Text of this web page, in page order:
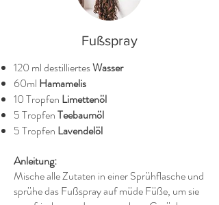
Fußspray
120 ml destilliertesWasser
60ml Hamamelis
10 Tropfen Limettenöl
5 TropfenTeebaumöl
5 Tropfen Lavendelöl
Anleitung:
Mische alle Zutaten in einer Sprühflasche und
sprühe das Fußspray auf müde Füße, um sie